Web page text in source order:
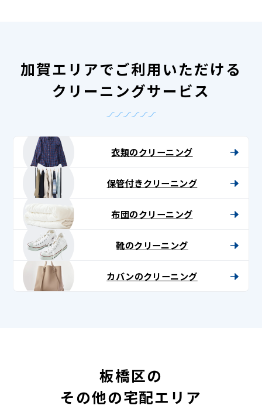
加賀エリアでご利用いただける
クリーニングサービス
衣類のクリーニング
保管付きクリーニング
布団のクリーニング
靴のクリーニング
カバンのクリーニング
板橋区の
その他の宅配エリア